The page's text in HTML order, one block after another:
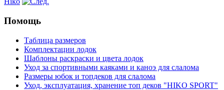
Помощь
Таблица размеров
Комплектации лодок
Шаблоны раскраски и цвета лодок
Уход за спортивными каяками и каноэ для слалома
Размеры юбок и топдеков для слалома
Уход, эксплуатация, хранение топ деков "HIKO SPORT"